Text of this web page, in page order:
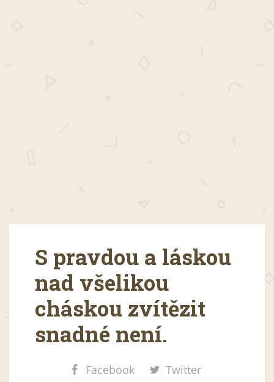
S pravdou a láskou
nad všelikou
cháskou zvítězit
snadné není.
Facebook
Twitter